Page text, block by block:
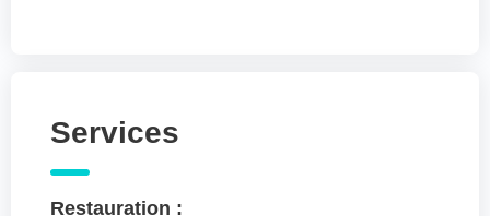
Services
Restauration :